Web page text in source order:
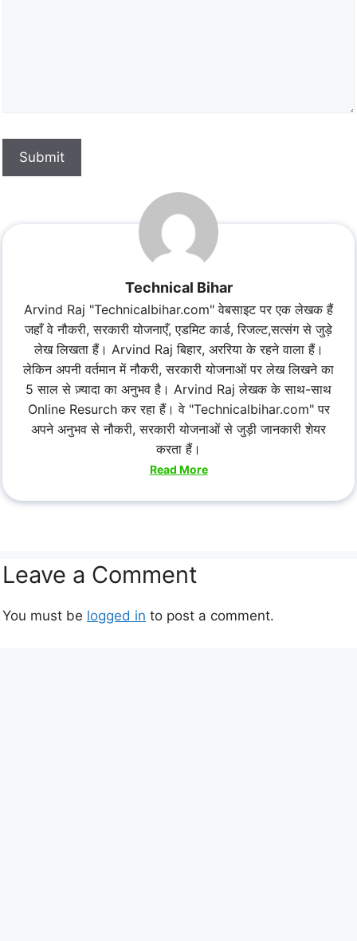
Submit
Technical Bihar
Arvind Raj "Technicalbihar.com" वेबसाइट पर एक लेखक हैं
जहाँ वे नौकरी, सरकारी योजनाएँ, एडमिट कार्ड, रिजल्ट,सत्संग से जुड़े
लेख लिखता हैं। Arvind Raj बिहार, अररिया के रहने वाला हैं।
लेकिन अपनी वर्तमान में नौकरी, सरकारी योजनाओं पर लेख लिखने का
5 साल से ज़्यादा का अनुभव है। Arvind Raj लेखक के साथ-साथ
Online Resurch कर रहा हैं। वे "Technicalbihar.com" पर
अपने अनुभव से नौकरी, सरकारी योजनाओं से जुड़ी जानकारी शेयर
करता हैं।
Read More
Leave a Comment
You must be logged in to post a comment.